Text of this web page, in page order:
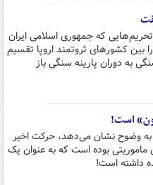
که جمهوری اسلامی ایران
کشورهای ثروتمند اروپا تقسیم
به دوران پارینه سنگی باز
است!
به وضوح نشان می‌دهد، حرکت اخیر
بوده است که به عنوان یک
داشته است!